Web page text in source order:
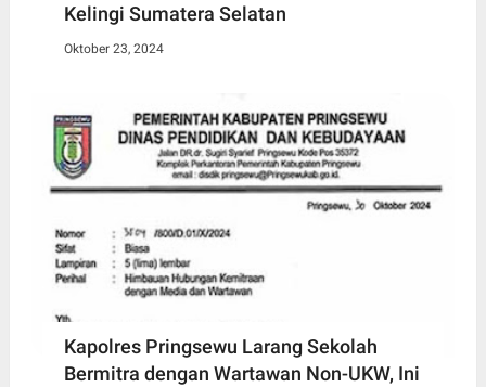
Kelingi Sumatera Selatan
Oktober 23, 2024
Kapolres Pringsewu Larang Sekolah
Bermitra dengan Wartawan Non-UKW, Ini